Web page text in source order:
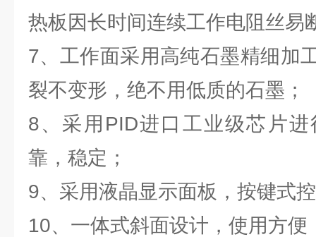
热板因长时间连续工作电阻丝易
7、工作面采用高纯石墨精细加
裂不变形，绝不用低质的石墨；
8、采用PID进口工业级芯片
靠，稳定；
9、采用液晶显示面板，按键式
10、一体式斜面设计，使用方便